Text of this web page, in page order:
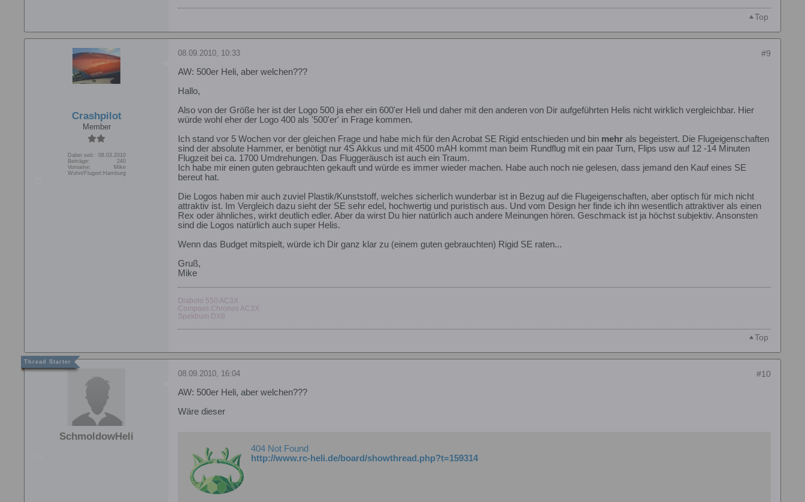
Top
Crashpilot
Member
Dabei seit:
08.03.2010
Beiträge:
240
Vorname:
Mike
Wohn/Flugort: Hamburg
#9
08.09.2010, 10:33
AW: 500er Heli, aber welchen???
Hallo,
Also von der Größe her ist der Logo 500 ja eher ein 600'er Heli und daher mit den anderen von Dir aufgeführten Helis nicht wirklich vergleichbar. Hier
würde wohl eher der Logo 400 als '500'er' in Frage kommen.
Ich stand vor 5 Wochen vor der gleichen Frage und habe mich für den Acrobat SE Rigid entschieden und bin mehr als begeistert. Die Flugeigenschaften
sind der absolute Hammer, er benötigt nur 4S Akkus und mit 4500 mAH kommt man beim Rundflug mit ein paar Turn, Flips usw auf 12 -14 Minuten
Flugzeit bei ca. 1700 Umdrehungen. Das Fluggeräusch ist auch ein Traum.
Ich habe mir einen guten gebrauchten gekauft und würde es immer wieder machen. Habe auch noch nie gelesen, dass jemand den Kauf eines SE
bereut hat.
Die Logos haben mir auch zuviel Plastik/Kunststoff, welches sicherlich wunderbar ist in Bezug auf die Flugeigenschaften, aber optisch für mich nicht
attraktiv ist. Im Vergleich dazu sieht der SE sehr edel, hochwertig und puristisch aus. Und vom Design her finde ich ihn wesentlich attraktiver als einen
Rex oder ähnliches, wirkt deutlich edler. Aber da wirst Du hier natürlich auch andere Meinungen hören. Geschmack ist ja höchst subjektiv. Ansonsten
sind die Logos natürlich auch super Helis.
Wenn das Budget mitspielt, würde ich Dir ganz klar zu (einem guten gebrauchten) Rigid SE raten...
Gruß,
Mike
Diabolo 550 AC3X
Compass Chronos AC3X
Spektrum DX8
Top
SchmoldowHeli
#10
08.09.2010, 16:04
AW: 500er Heli, aber welchen???
Wäre dieser
404 Not Found
http://www.rc-heli.de/board/showthread.php?t=159314